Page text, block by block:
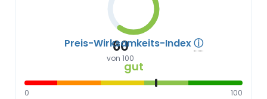
60
von 100
Preis-Wirksamkeits-Indexⓘ
gut
0 100